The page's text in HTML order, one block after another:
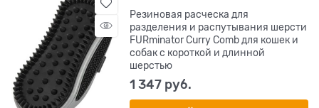
Резиновая расческа для
разделения и распутывания шерсти
FURminator Curry Comb для кошек и
собак с короткой и длинной
шерстью
1 347 руб.